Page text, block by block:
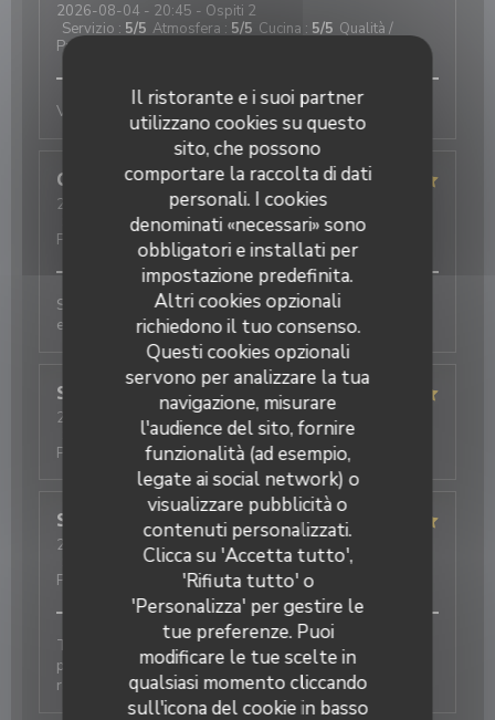
Il ristorante e i suoi partner
utilizzano cookies su questo
sito, che possono
comportare la raccolta di dati
personali. I cookies
denominati «necessari» sono
obbligatori e installati per
impostazione predefinita.
Altri cookies opzionali
richiedono il tuo consenso.
Questi cookies opzionali
servono per analizzare la tua
navigazione, misurare
l'audience del sito, fornire
funzionalità (ad esempio,
legate ai social network) o
visualizzare pubblicità o
contenuti personalizzati.
Clicca su 'Accetta tutto',
'Rifiuta tutto' o
'Personalizza' per gestire le
tue preferenze. Puoi
modificare le tue scelte in
qualsiasi momento cliccando
sull'icona del cookie in basso
2026-08-04 - 20:45 - Ospiti 2
Servizio : 5/5 Atmosfera : 5/5 Cucina : 5/5 Qualità /
Prezzo
Very friendly staff and excellent cuisine
Cordula
Z
2026-08-04
- 21:15 - Ospiti 2
5/5 Atmosfera: 5/5 Cucina:5 /5 Qualità /
Prezzo
Sehr charmanter und aufmerksamer Service,
exzellentes Essen
Simone
2026-08-03 - 20:30 - Ospiti 2
/5 Atmosfera:5/5 Cucina:5 /5 Qualità /
Prezzo
Soun
2026-08-03
- 20:00 - Ospiti 1
/5 Atmosfera :5/5 Cucina:5/5 Qualità /
Prezzo
Toujours parfait. Le personnel est adorable et très
professionnel. Les plats étaient excellents et
rapidement servis. Je recommande fortement
Restaurant Le J